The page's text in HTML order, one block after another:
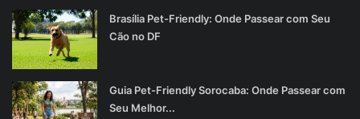
Brasília Pet-Friendly: Onde Passear com Seu
Cão no DF
Guia Pet-Friendly Sorocaba: Onde Passear com
Seu Melhor...